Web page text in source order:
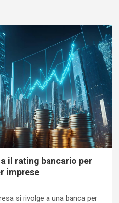
il rating bancario per
imprese
si rivolge a una banca per